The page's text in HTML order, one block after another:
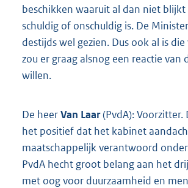
beschikken waaruit al dan niet
schuldig of onschuldig is. De
destijds wel gezien. Dus ook al is
zou er graag alsnog een reactie van
willen.
De heerVan Laar(PvdA): Voorzitter.
het positief dat het kabinet
maatschappelijk verantwoord
PvdA hecht groot belang aan het
met oog voor duurzaamheid en